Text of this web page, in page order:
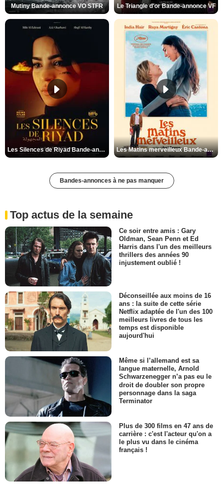
Mutiny Bande-annonce VO STFR Le Triangle d'or Bande-annonce VF
Les Silences de Riyad Bande-annonce VO STFR Les Matins merveilleux Bande-annonce VF
Bandes-annonces à ne pas manquer
Top actus de la semaine
Ce soir entre amis : Gary
Oldman, Sean Penn et Ed
Harris dans l'un des meilleurs
thrillers des années 90
injustement oublié !
Déconseillée aux moins de 16
ans : la suite de cette série
Netflix adaptée de l'un des 100
meilleurs livres de tous les
temps est disponible
aujourd'hui
Même si l’allemand est sa
langue maternelle, Arnold
Schwarzenegger n’a pas eu le
droit de doubler son propre
personnage dans la saga
Terminator
Plus de 300 films en 47 ans de
carrière : c'est l'acteur qu'on a
le plus vu dans le cinéma
français !